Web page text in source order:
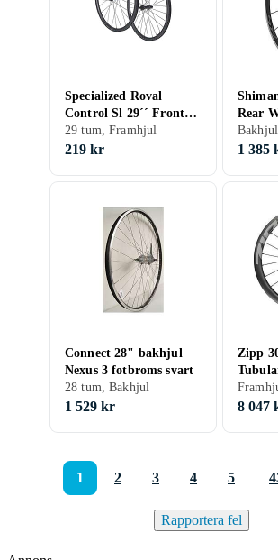
Specialized Roval
Control Sl 29´´ Front
Rim Röd 29´´
29 tum, Framhjul
219 kr
Rear
130
Bakhjul
1 385
Connect 28" bakhjul
Nexus 3 fotbroms svart
28 tum, Bakhjul
1 529 kr
Zipp
Wheel
mm
8 047
1 2 3 4 5
Rapportera fel